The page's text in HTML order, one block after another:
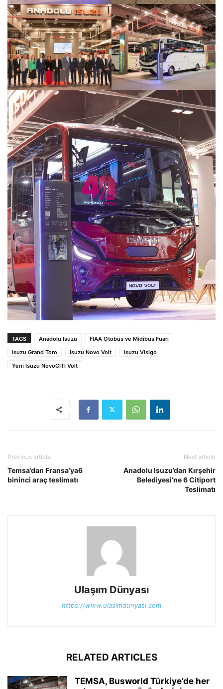
TAGS Anadolu Isuzu
FIAA Otobüs ve Midibüs Fuarı
Isuzu Grand Toro
Isuzu Novo Volt
Isuzu Visigo
Yeni Isuzu NovoCITI Volt
Previous article
Temsa’dan Fransa’ya6
bininci araç teslimatı
Next article
Anadolu Isuzu’dan Kırşehir
Belediyesi’ne 6 Citiport
Teslimatı
Ulaşım Dünyası
https://www.ulasimdunyasi.com
RELATED ARTICLES
TEMSA, Busworld Türkiye’de her